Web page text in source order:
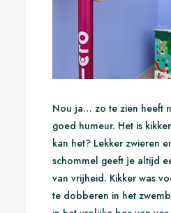
Nou ja… zo te zien heeft
goed humeur. Het is
kan het? Lekker zwieren
schommel geeft je altijd
van vrijheid. Kikker was
te dobberen in het